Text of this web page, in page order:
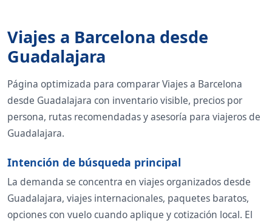
Viajes a Barcelona desde
Guadalajara
Página optimizada para comparar Viajes a Barcelona
desde Guadalajara con inventario visible, precios por
persona, rutas recomendadas y asesoría para viajeros de
Guadalajara.
Intención de búsqueda principal
La demanda se concentra en viajes organizados desde
Guadalajara, viajes internacionales, paquetes baratos,
opciones con vuelo cuando aplique y cotización local. El